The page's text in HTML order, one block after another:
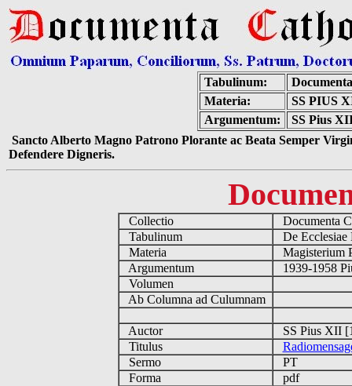
Tabulinum:
Materia:
SS PIUS
Argumentum:
SS Pius
Sancto Alberto Magno Patrono Plorante ac Beata Semper
Defendere Digneris.
Collectio
Documenta
Tabulinum
De
Materia
Magisterium
Argumentum
1939-1958
Volumen
Ab Columna ad Culumnam
Auctor
SS Pius XII
Titulus
Sermo
PT
Forma
pdf